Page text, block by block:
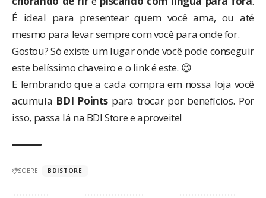
É ideal para presentear quem você ama, ou até
mesmo para levar sempre com você para onde for.
Gostou? Só existe um lugar onde você pode conseguir
este belíssimo chaveiro e o link é este. 😉
E lembrando que a cada compra em nossa loja você
acumula BDI Pointspara trocar por benefícios. Por
isso, passa lá na BDI Store e aproveite!
SOBRE: BDISTORE